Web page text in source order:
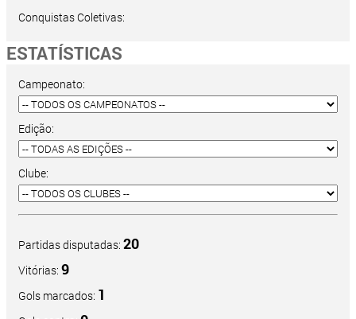
Conquistas Coletivas:
ESTATÍSTICAS
Campeonato:
Edição:
Clube:
Partidas disputadas: 20
Vitórias: 9
Gols marcados: 1